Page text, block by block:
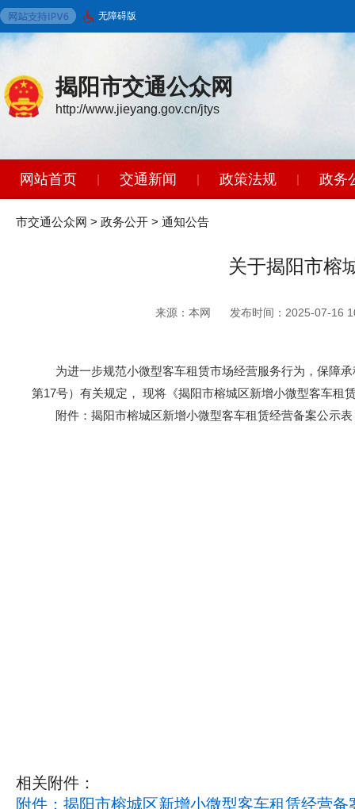
无障碍版
揭阳市交通公众网
http://www.jieyang.gov.cn/jtys
网站首页 | 交通新闻 | 政策法规 | 政务
智能问答
市交通公众网 > 政务公开 > 通知公告
关于揭阳市榕
来源：本网 发布时间：2025-07-16
为进一步规范小微型客车租赁市场经营服务行为，保障承
第17号）有关规定， 现将《揭阳市榕城区新增小微型客车租
附件：揭阳市榕城区新增小微型客车租赁经营备案公示表
相关附件：
附件：揭阳市榕城区新增小微型客车租赁经营备